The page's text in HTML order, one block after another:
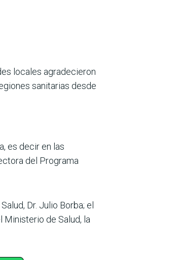
locales agradecieron
sanitarias desde
es decir en las
del Programa
Dr. Julio Borba; el
Ministerio de Salud, la